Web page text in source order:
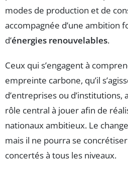
modes de production et de
accompagnée d’une ambition
d’énergies renouvelables.
Ceux qui s’engagent à
empreinte carbone, qu’il
d’entreprises ou
rôle central à jouer afin de
nationaux ambitieux. Le
mais il ne pourra se
concertés à tous les niveaux.